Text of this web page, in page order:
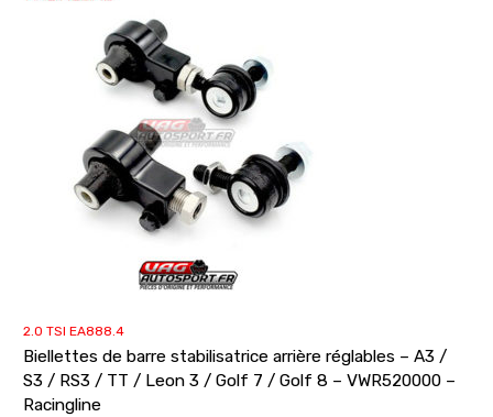
2.0 TSI EA888.4
Biellettes de barre stabilisatrice arrière réglables – A3 /
S3 / RS3 / TT / Leon 3 / Golf 7 / Golf 8 – VWR520000 –
Racingline